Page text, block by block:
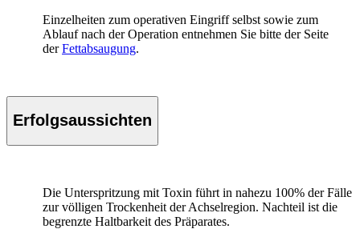
Einzelheiten zum operativen Eingriff selbst sowie zum
Ablauf nach der Operation entnehmen Sie bitte der Seite
derFettabsaugung.
Erfolgsaussichten
Die Unterspritzung mit Toxin führt in nahezu 100% der Fälle
zur völligen Trockenheit der Achselregion. Nachteil ist die
begrenzte Haltbarkeit des Präparates.